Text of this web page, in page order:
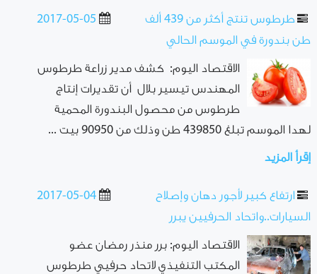
2017-05-05
طرطوس تنتج أكثر من 439 ألف
طن بندورة في الموسم الحالي
الاقتصاد اليوم: كشف مدير زراعة طرطوس
المهندس تيسير بلال أن تقديرات إنتاج
طرطوس من محصول البندورة المحمية
لهدا الموسم تبلغ 439850 طن وذلك من 90950 بيت ...
إقرأ المزيد
2017-05-04
ارتفاع كبير لأجور دهان وإصلاح
السيارات..واتحاد الحرفيين يبرر
الاقتصاد اليوم: برر منذر رمضان عضو
المكتب التنفيذي لاتحاد حرفيي طرطوس